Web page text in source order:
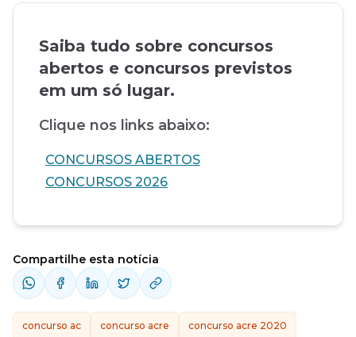
Saiba tudo sobre concursos
abertos e concursos previstos
em um só lugar.
Clique nos links abaixo:
CONCURSOS ABERTOS
CONCURSOS 2026
Compartilhe esta notícia
concurso ac concurso acre concurso acre 2020